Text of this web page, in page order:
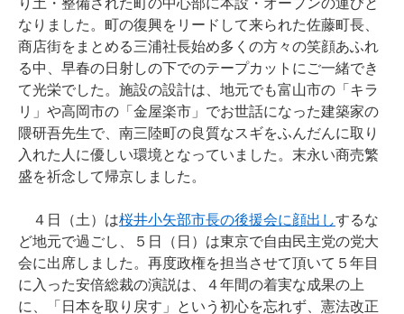
なりました。町の復興をリードして来られた佐藤町長、
商店街をまとめる三浦社長始め多くの方々の笑顔あふれ
る中、早春の日射しの下でのテープカットにご一緒でき
て光栄でした。施設の設計は、地元でも富山市の「キラ
リ」や高岡市の「金屋楽市」でお世話になった建築家の
隈研吾先生で、南三陸町の良質なスギをふんだんに取り
入れた人に優しい環境となっていました。末永い商売繁
盛を祈念して帰京しました。
４日（土）は桜井小矢部市長の後援会に顔出しするな
ど地元で過ごし、５日（日）は東京で自由民主党の党大
会に出席しました。再度政権を担当させて頂いて５年目
に入った安倍総裁の演説は、４年間の着実な成果の上
に、「日本を取り戻す」という初心を忘れず、憲法改正